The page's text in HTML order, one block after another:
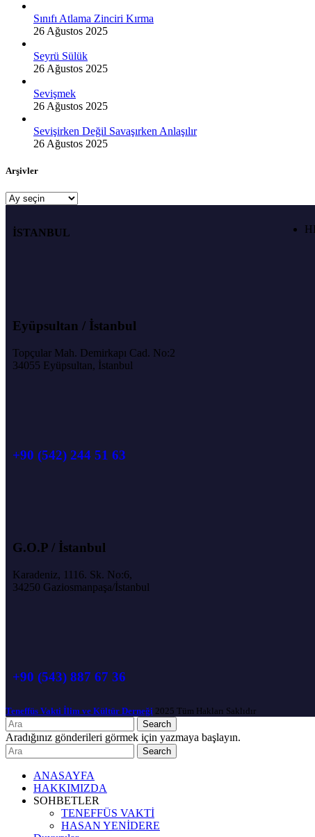
Sınıfı Atlama Zinciri Kırma
26 Ağustos 2025
Seyrü Sülük
26 Ağustos 2025
Sevişmek
26 Ağustos 2025
Sevişirken Değil Savaşırken Anlaşılır
26 Ağustos 2025
Arşivler
İSTANBUL
Eyüpsultan / İstanbul
Topçular Mah. Demirkapı Cad. No:2
34055 Eyüpsultan, İstanbul
+90 (542) 244 51 63
G.O.P / İstanbul
Karadeniz, 1116. Sk. No:6,
34250 Gaziosmanpaşa/İstanbul
+90 (543) 887 67 36
Teneffüs Vakti İlim ve Kültür Derneği 2025 Tüm Hakları Saklıdır
Search
Aradığınız gönderileri görmek için yazmaya başlayın.
Search
ANASAYFA
HAKKIMIZDA
SOHBETLER
TENEFFÜS VAKTİ
HASAN YENİDERE